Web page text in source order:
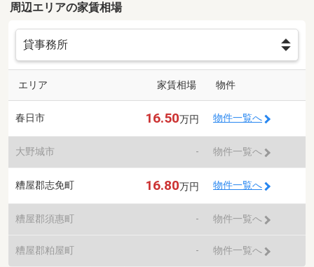
周辺エリアの家賃相場
エリア 家賃相場 物件
春日市 16.50万円 物件一覧へ
大野城市 - 物件一覧へ
糟屋郡志免町 16.80万円 物件一覧へ
糟屋郡須惠町 - 物件一覧へ
糟屋郡粕屋町 - 物件一覧へ